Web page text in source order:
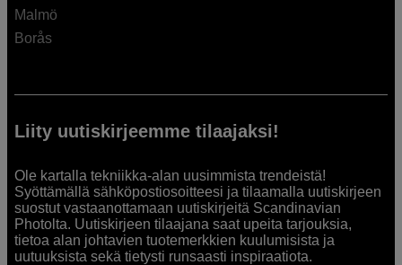
Malmö
Borås
Liity uutiskirjeemme tilaajaksi!
Ole kartalla tekniikka-alan uusimmista trendeistä!
Syöttämällä sähköpostiosoitteesi ja tilaamalla uutiskirjeen
suostut vastaanottamaan uutiskirjeitä Scandinavian
Photolta. Uutiskirjeen tilaajana saat upeita tarjouksia,
tietoa alan johtavien tuotemerkkien kuulumisista ja
uutuuksista sekä tietysti runsaasti inspiraatiota.